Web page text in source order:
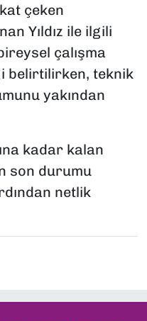
çeken
Yıldız ile ilgili
çalışma
belirtilirken, teknik
yakından
kadar kalan
son durumu
netlik